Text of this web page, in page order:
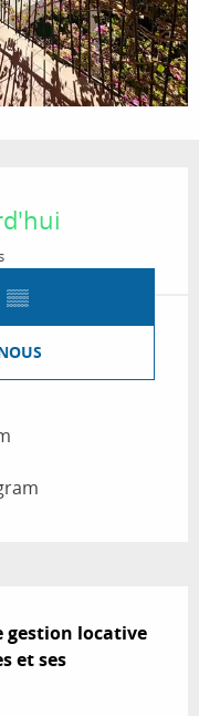
▒▒
gestion locative
et ses